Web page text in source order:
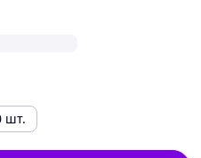
шт.